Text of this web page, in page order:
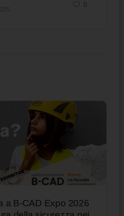
0
a B-CAD Expo 2026